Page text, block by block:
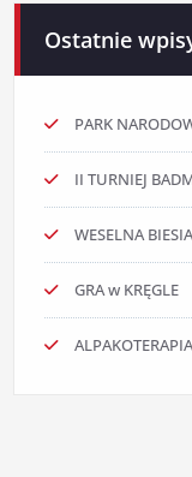
Ostatnie
PARK
II TURNIEJ
WESELNA
GRA w KRĘGLE
ALPAKOTERAPIA